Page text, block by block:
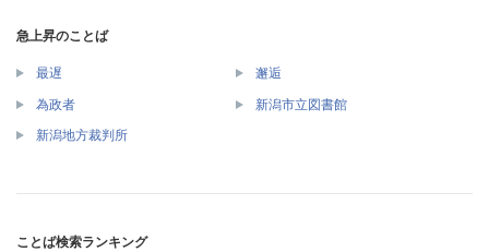
急上昇のことば
最遅 邂逅
為政者 新潟市立図書館
新潟地方裁判所
ことば検索ランキング